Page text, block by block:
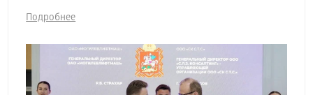
Подробнее